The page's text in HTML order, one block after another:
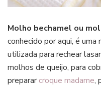
Molho bechamel ou
conhecido por aqui, é
utilizada para rechear
molhos de queijo, para
prepararcroque madame,